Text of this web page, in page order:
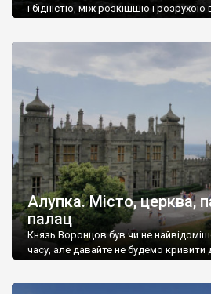
і бідністю, між розкішшю і розрухою
Алупка. Місто, церква,
палац
Князь Воронцов був чи не
часу, але давайте не будемо